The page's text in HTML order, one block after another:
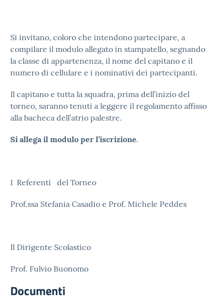
Si invitano, coloro che intendono partecipare, a
compilare il modulo allegato in stampatello, segnando
la classe di appartenenza, il nome del capitano e il
numero di cellulare e i nominativi dei partecipanti.
Il capitano e tutta la squadra, prima dell’inizio del
torneo, saranno tenuti a leggere il regolamento affisso
alla bacheca dell’atrio palestre.
Si allega il modulo per l’iscrizione.
I Referenti del Torneo
Prof.ssa Stefania Casadio e Prof. Michele Peddes
Il Dirigente Scolastico
Prof. Fulvio Buonomo
Documenti